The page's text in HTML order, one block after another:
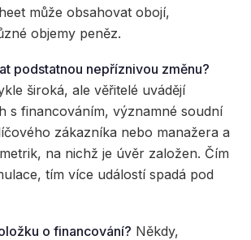
může obsahovat obojí,
objemy peněz.
podstatnou nepříznivou změnu?
široká, ale věřitelé uvádějí
s financováním, významné soudní
zákazníka nebo manažera a
na nichž je úvěr založen. Čím
tím více událostí spadá pod
o financování? Někdy,